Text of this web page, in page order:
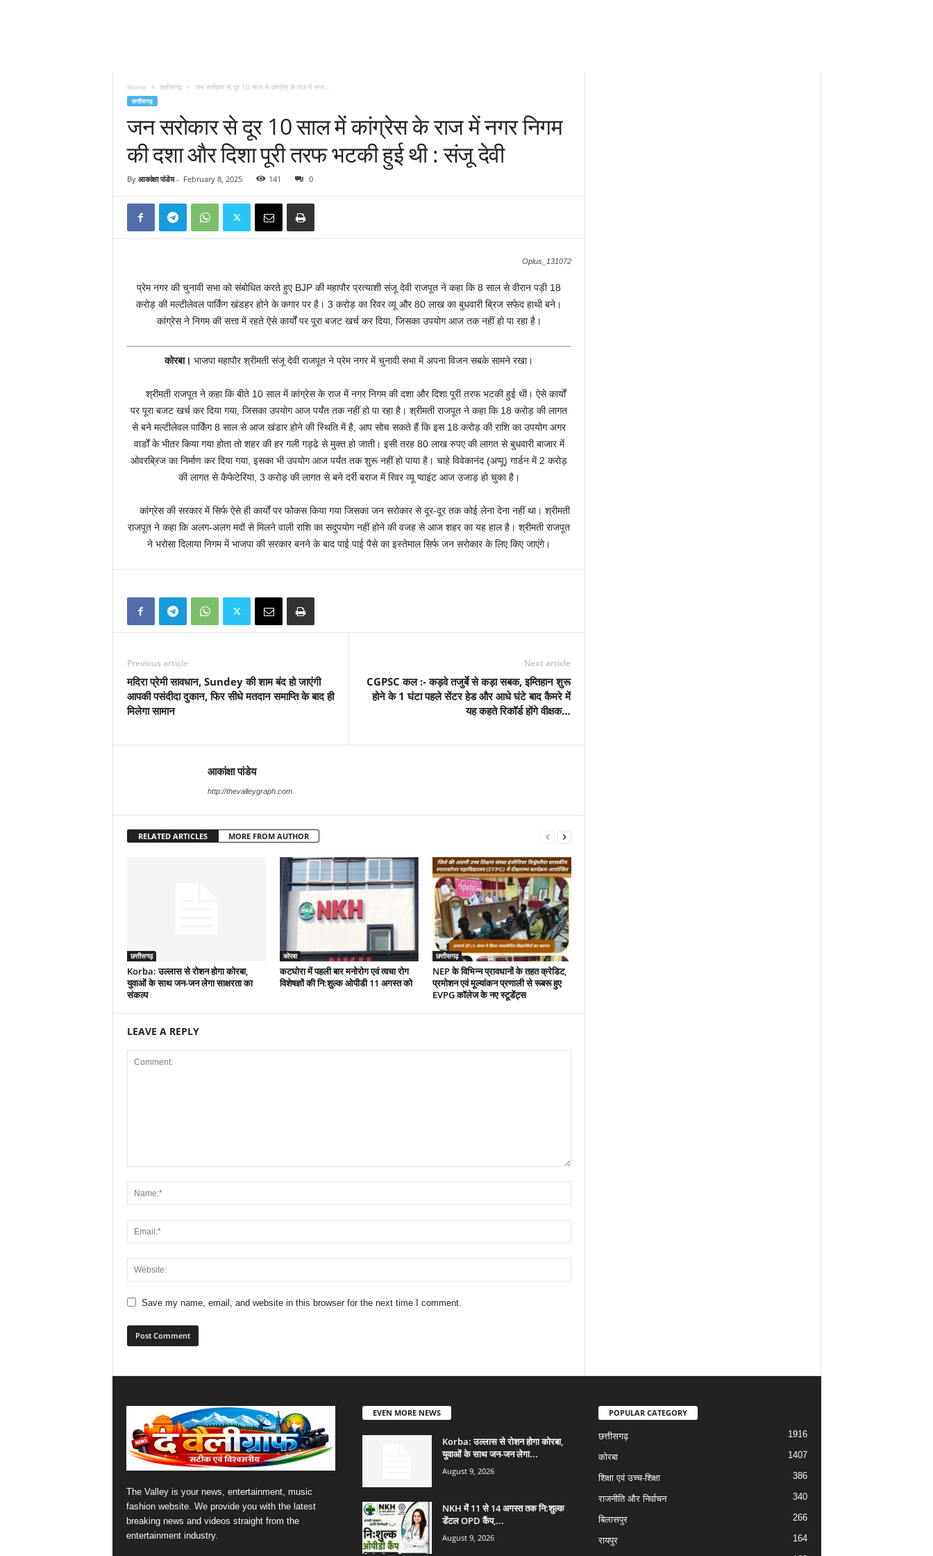
Home छत्तीसगढ़ जन सरोकार से दूर 10 साल में कांग्रेस के राज में नगर...
छत्तीसगढ़
जन सरोकार से दूर 10 साल में कांग्रेस के राज में नगर निगम
की दशा और दिशा पूरी तरफ भटकी हुई थी : संजू देवी
By आकांक्षा पांडेय- February 8, 2025 141 0
Oplus_131072
प्रेम नगर की चुनावी सभा को संबोधित करते हुए BJP की महापौर प्रत्याशी संजू देवी राजपूत ने कहा कि 8 साल से वीरान पड़ी 18
करोड़ की मल्टीलेवल पार्किंग खंडहर होने के कगार पर है। 3 करोड़ का रिवर व्यू और 80 लाख का बुधवारी ब्रिज सफेद हाथी बने।
कांग्रेस ने निगम की सत्ता में रहते ऐसे कार्यों पर पूरा बजट खर्च कर दिया, जिसका उपयोग आज तक नहीं हो पा रहा है।
कोरबा। भाजपा महापौर श्रीमती संजू देवी राजपूत ने प्रेम नगर में चुनावी सभा में अपना विजन सबके सामने रखा।
श्रीमती राजपूत ने कहा कि बीते 10 साल में कांग्रेस के राज में नगर निगम की दशा और दिशा पूरी तरफ भटकी हुई थी। ऐसे कार्यों
पर पूरा बजट खर्च कर दिया गया, जिसका उपयोग आज पर्यंत तक नहीं हो पा रहा है। श्रीमती राजपूत ने कहा कि 18 करोड़ की लागत
से बने मल्टीलेवल पार्किंग 8 साल से आज खंडार होने की स्थिति में है, आप सोच सकते हैं कि इस 18 करोड़ की राशि का उपयोग अगर
वार्डों के भीतर किया गया होता तो शहर की हर गली गड्ढे से मुक्त हो जाती। इसी तरह 80 लाख रुपए की लागत से बुधवारी बाजार में
ओवरब्रिज का निर्माण कर दिया गया, इसका भी उपयोग आज पर्यंत तक शुरू नहीं हो पाया है। चाहे विवेकानंद (अप्पू) गार्डन में 2 करोड़
की लागत से कैफेटेरिया, 3 करोड़ की लागत से बने दर्री बराज में रिवर व्यू प्वाइंट आज उजाड़ हो चुका है।
कांग्रेस की सरकार में सिर्फ ऐसे ही कार्यों पर फोकस किया गया जिसका जन सरोकार से दूर-दूर तक कोई लेना देना नहीं था। श्रीमती
राजपूत ने कहा कि अलग-अलग मदों से मिलने वाली राशि का सदुपयोग नहीं होने की वजह से आज शहर का यह हाल है। श्रीमती राजपूत
ने भरोसा दिलाया निगम में भाजपा की सरकार बनने के बाद पाई पाई पैसे का इस्तेमाल सिर्फ जन सरोकार के लिए किए जाएंगे।
Previous article
मदिरा प्रेमी सावधान, Sundey की शाम बंद हो जाएंगी
आपकी पसंदीदा दुकान, फिर सीधे मतदान समाप्ति के बाद ही
मिलेगा सामान
Next article
CGPSC कल :- कड़वे तजुर्बे से कड़ा सबक, इम्तिहान शुरू
होने के 1 घंटा पहले सेंटर हेड और आधे घंटे बाद कैमरे में
यह कहते रिकॉर्ड होंगे वीक्षक…
आकांक्षा पांडेय
http://thevalleygraph.com
RELATED ARTICLES MORE FROM AUTHOR
छत्तीसगढ़
Korba: उल्लास से रोशन होगा कोरबा,
युवाओं के साथ जन-जन लेगा साक्षरता का
संकल्प
कोरबा
कटघोरा में पहली बार मनोरोग एवं त्वचा रोग
विशेषज्ञों की नि:शुल्क ओपीडी 11 अगस्त को
छत्तीसगढ़
NEP के विभिन्न प्रावधानों के तहत क्रेडिट,
प्रमोशन एवं मूल्यांकन प्रणाली से रूबरू हुए
EVPG कॉलेज के नए स्टूडेंट्स
LEAVE A REPLY
Save my name, email, and website in this browser for the next time I comment.
The Valley is your news, entertainment, music
fashion website. We provide you with the latest
breaking news and videos straight from the
entertainment industry.
EVEN MORE NEWS
Korba: उल्लास से रोशन होगा कोरबा,
युवाओं के साथ जन-जन लेगा...
August 9, 2026
NKH में 11 से 14 अगस्त तक नि:शुल्क
डेंटल OPD कैंप,...
August 9, 2026
POPULAR CATEGORY
छत्तीसगढ़ 1916
कोरबा 1407
शिक्षा एवं उच्च-शिक्षा 386
राजनीति और निर्वाचन 340
बिलासपुर 266
रायपुर 164